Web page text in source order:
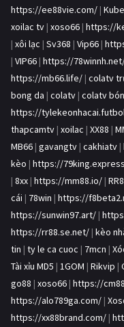
https://ee88vie.com/ |
xoilac tv | xoso66 | https://
| xôi lạc | Sv368 | Vip66 |
| VIP66 | https://
https://mb66.life/ | colatv
bong da | colatv | colatv
https://
thapcamtv | xoilac | XX88 |
MB66 | gavangtv | cakhiatv |
kèo | https://
| 8xx | https://mm88.io/ |
cái | 78win | https://
https://sunwin97.art/ |
https://rr88.se.net/ | kèo
tin | ty le ca cuoc | 7mcn |
Tài xỉu MD5 | 1GOM | Rikvip |
go88 | xoso66 | https://
https://alo789ga.com/ |
https://xx88brand.com/ |